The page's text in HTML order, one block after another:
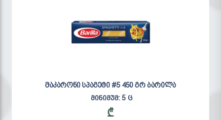
მაკარონი სპაგეტი #5 450 გრ ბარილა
მინიმუმ: 5 ც
₾